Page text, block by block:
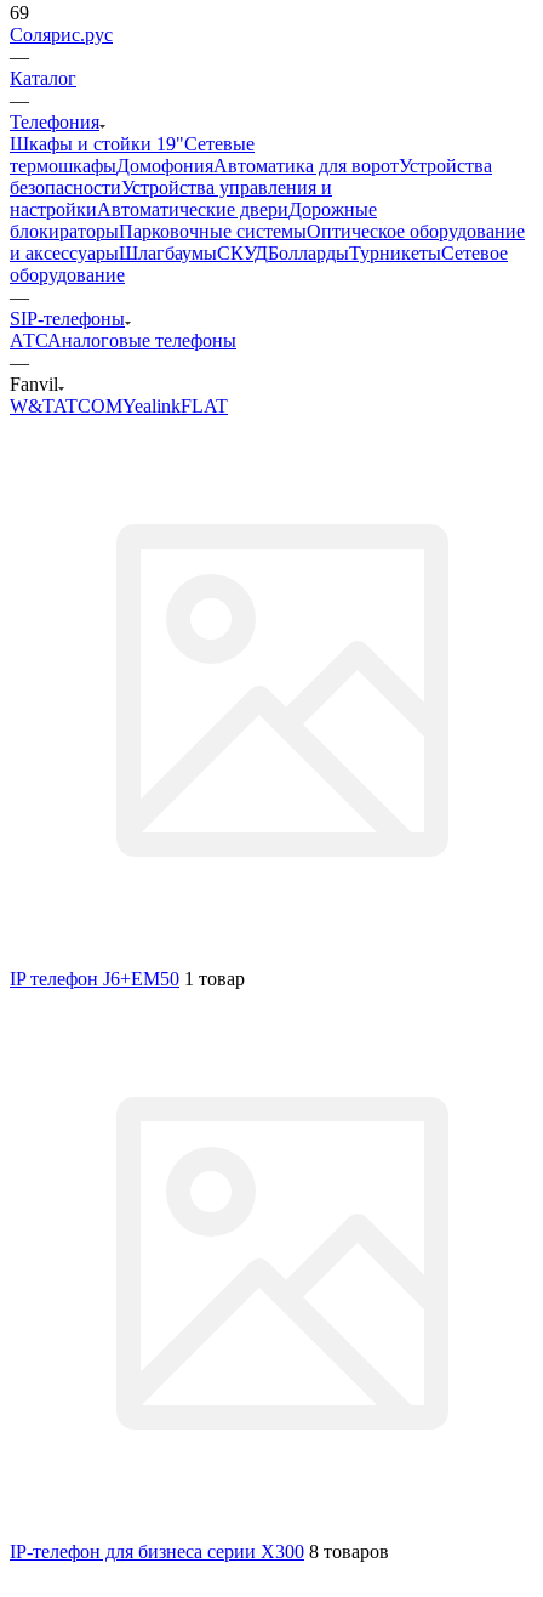
69
Солярис.рус
—
Каталог
—
Телефония
Шкафы и стойки 19"Сетевые
термошкафыДомофонияАвтоматика для воротУстройства
безопасностиУстройства управления и
настройкиАвтоматические двериДорожные
блокираторыПарковочные системыОптическое оборудование
и аксессуарыШлагбаумыСКУДБоллардыТурникетыСетевое
оборудование
—
SIP-телефоны
АТСАналоговые телефоны
—
Fanvil
W&TATCOMYealinkFLAT
IP телефон J6+EM50 1 товар
IP-телефон для бизнеса серии X300 8 товаров